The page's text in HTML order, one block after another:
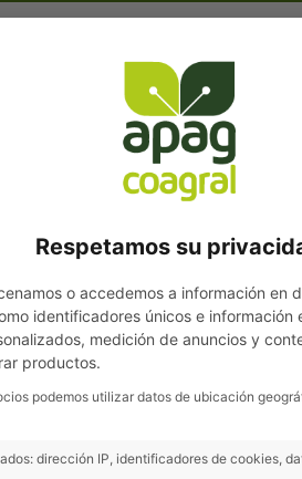
Supermercado
Lonjas
y ferias
Respetamos su
o accedemos a información en
identificadores únicos e
medición de anuncios y
productos.
podemos utilizar datos de ubicación
dirección IP, identificadores de cookies,